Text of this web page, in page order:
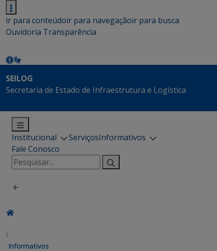
ir para conteúdoir para navegaçãoir para busca
Ouvidoria Transparência
SEILOG
Secretaria de Estado de Infraestrutura e Logística
Institucional ServiçosInformativos
Fale Conosco
Pesquisar
por:
Informativos